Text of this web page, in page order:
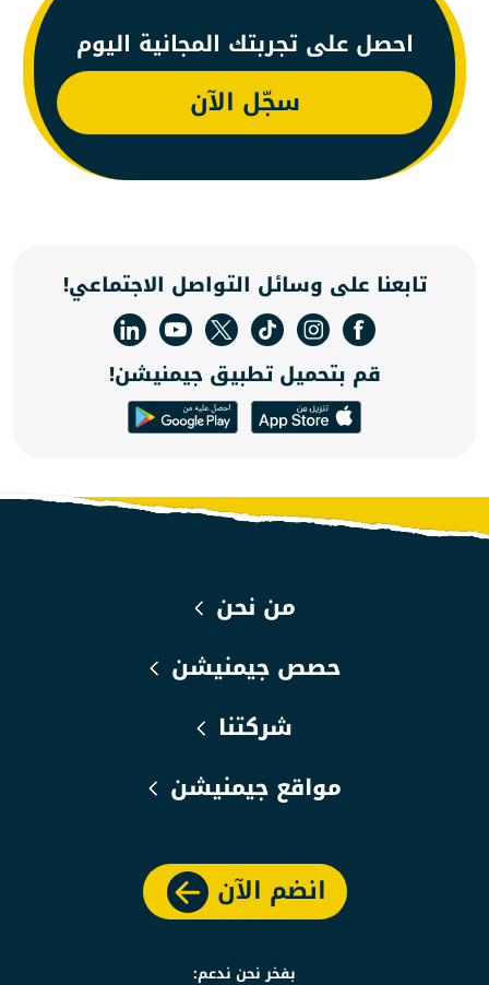
احصل على تجربتك المجانية اليوم
سجّل الآن
تابعنا على وسائل التواصل الاجتماعي!
قم بتحميل تطبيق جيمنيشن!
من نحن
حصص جيمنيشن
شركتنا
مواقع جيمنيشن
انضم الآن
بفخر نحن ندعم: